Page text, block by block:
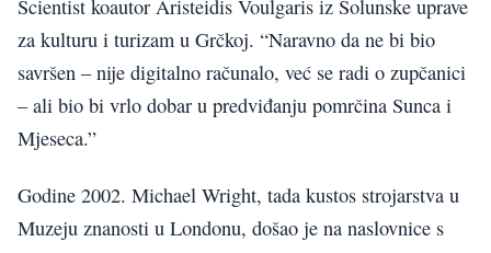
Scientist koautor Aristeidis Voulgaris iz Solunske uprave
za kulturu i turizam u Grčkoj. “Naravno da ne bi bio
savršen – nije digitalno računalo, već se radi o zupčanici
– ali bio bi vrlo dobar u predviđanju pomrčina Sunca i
Mjeseca.”
Godine 2002. Michael Wright, tada kustos strojarstva u
Muzeju znanosti u Londonu, došao je na naslovnice s